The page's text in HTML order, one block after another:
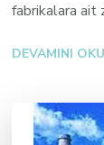
fabrikalara ait
DEVAMINI OKU